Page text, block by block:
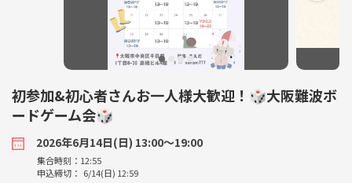
初参加&初心者さんお一人様大歓迎！🎲大阪難波ボ
ードゲーム会🎲
2026年6月14日(日) 13:00〜19:00
集合時刻：12:55
申込締切： 6/14(日) 12:59